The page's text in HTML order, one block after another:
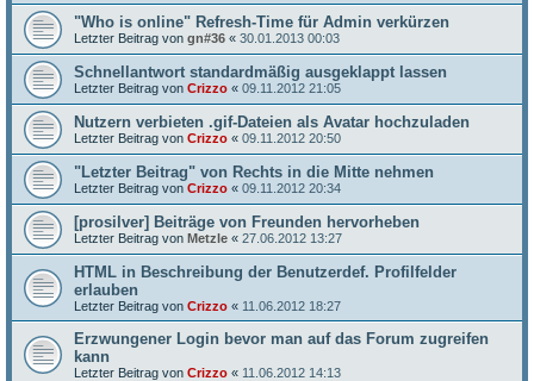
"Who is online" Refresh-Time für Admin verkürzen
Letzter Beitrag von gn#36 « 30.01.2013 00:03
Schnellantwort standardmäßig ausgeklappt lassen
Letzter Beitrag von Crizzo « 09.11.2012 21:05
Nutzern verbieten .gif-Dateien als Avatar hochzuladen
Letzter Beitrag von Crizzo « 09.11.2012 20:50
"Letzter Beitrag" von Rechts in die Mitte nehmen
Letzter Beitrag von Crizzo « 09.11.2012 20:34
[prosilver] Beiträge von Freunden hervorheben
Letzter Beitrag von Metzle « 27.06.2012 13:27
HTML in Beschreibung der Benutzerdef. Profilfelder
erlauben
Letzter Beitrag von Crizzo « 11.06.2012 18:27
Erzwungener Login bevor man auf das Forum zugreifen
kann
Letzter Beitrag von Crizzo « 11.06.2012 14:13